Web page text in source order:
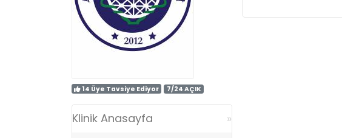
14 Üye Tavsiye Ediyor 7/24 AÇIK
Klinik Anasayfa